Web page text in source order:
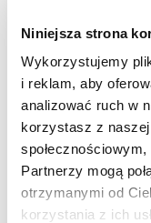
Niniejsza strona
Wykorzystujemy
i reklam, aby
analizować ruch w
korzystasz z
Partnerzy mogą
otrzymanymi od
korzystania z ich
NOWOŚĆ